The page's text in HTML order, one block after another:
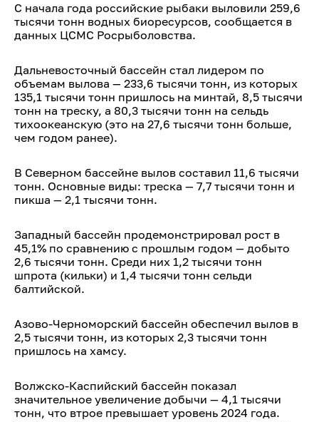
С начала года российские рыбаки выловили 259,6
тысячи тонн водных биоресурсов, сообщается в
данных ЦСМС Росрыболовства.
Дальневосточный бассейн стал лидером по
объемам вылова — 233,6 тысячи тонн, из которых
135,1 тысячи тонн пришлось на минтай, 8,5 тысячи
тонн на треску, а 80,3 тысячи тонн на сельдь
тихоокеанскую (это на 27,6 тысячи тонн больше,
чем годом ранее).
В Северном бассейне вылов составил 11,6 тысячи
тонн. Основные виды: треска — 7,7 тысячи тонн и
пикша — 2,1 тысячи тонн.
Западный бассейн продемонстрировал рост в
45,1% по сравнению с прошлым годом — добыто
2,6 тысячи тонн. Среди них 1,2 тысячи тонн
шпрота (кильки) и 1,4 тысячи тонн сельди
балтийской.
Азово-Черноморский бассейн обеспечил вылов в
2,5 тысячи тонн, из которых 2,3 тысячи тонн
пришлось на хамсу.
Волжско-Каспийский бассейн показал
значительное увеличение добычи — 4,1 тысячи
тонн, что втрое превышает уровень 2024 года.